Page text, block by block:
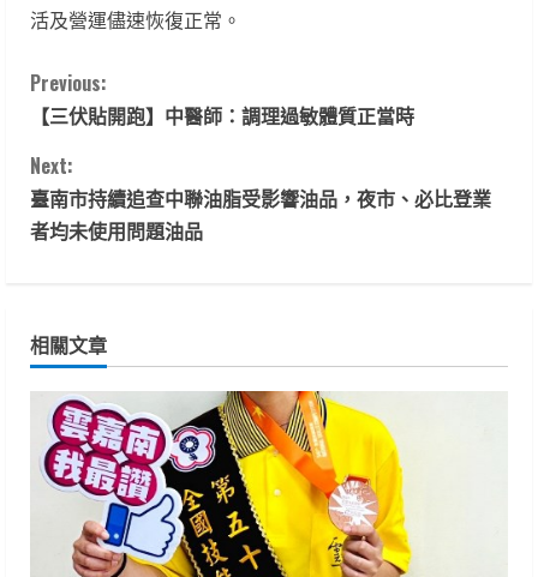
活及營運儘速恢復正常。
C
o
n
t
n
u
e
R
Previous:
【三伏貼開跑】中醫師：調理過敏體質正當時
Next:
臺南市持續追查中聯油脂受影響油品，夜市、必比登業
者均未使用問題油品
相關文章